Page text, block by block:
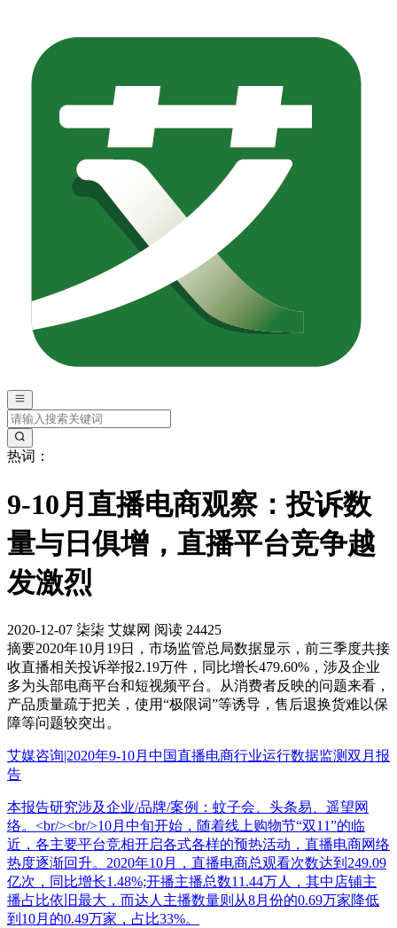
热词：
9-10月直播电商观察：投诉数
量与日俱增，直播平台竞争越
发激烈
2020-12-07 柒柒 艾媒网 阅读 24425
摘要2020年10月19日，市场监管总局数据显示，前三季度共接
收直播相关投诉举报2.19万件，同比增长479.60%，涉及企业
多为头部电商平台和短视频平台。从消费者反映的问题来看，
产品质量疏于把关，使用“极限词”等诱导，售后退换货难以保
障等问题较突出。
艾媒咨询|2020年9-10月中国直播电商行业运行数据监测双月报
告
本报告研究涉及企业/品牌/案例：蚊子会、头条易、遥望网
络。<br/><br/>10月中旬开始，随着线上购物节“双11”的临
近，各主要平台竞相开启各式各样的预热活动，直播电商网络
热度逐渐回升。2020年10月，直播电商总观看次数达到249.09
亿次，同比增长1.48%;开播主播总数11.44万人，其中店铺主
播占比依旧最大，而达人主播数量则从8月份的0.69万家降低
到10月的0.49万家，占比33%。